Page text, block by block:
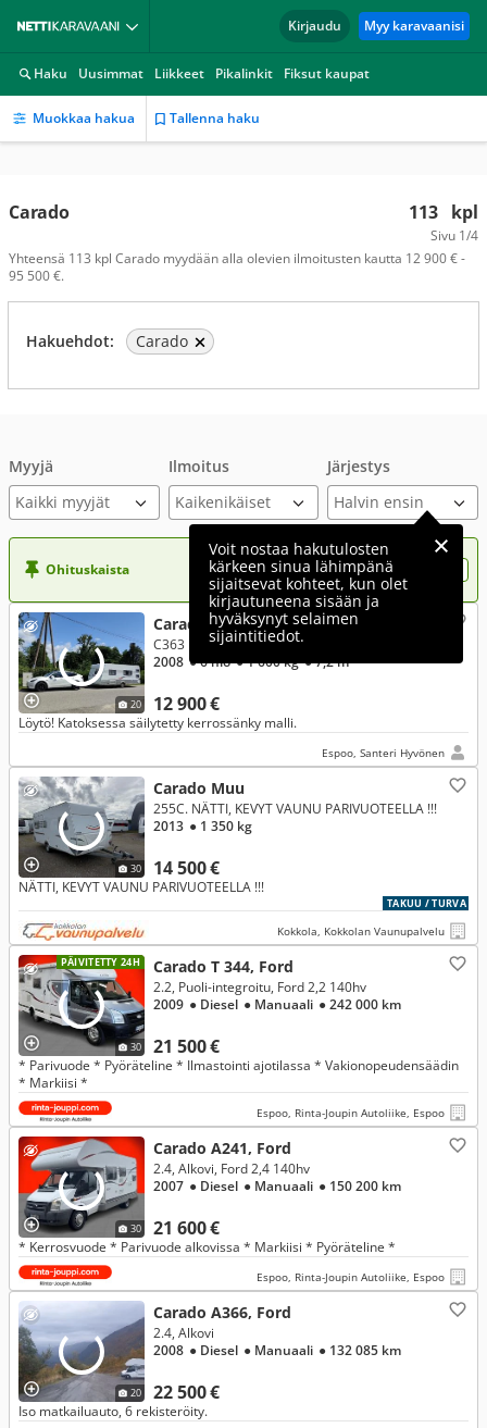
Kirjaudu Myy karavaanisi
Haku Uusimmat Liikkeet Pikalinkit Fiksut kaupat
Muokkaa hakua Tallenna haku
113 kpl
Sivu 1/4
Carado
Yhteensä 113 kpl Carado myydään alla olevien ilmoitusten kautta 12 900 € -
95 500 €.
Hakuehdot: Carado
Myyjä
Kaikki myyjät
Ilmoitus Järjestys
Voit nostaa hakutulosten
kärkeen sinua lähimpänä
sijaitsevat kohteet, kun olet
kirjautuneena sisään ja
hyväksynyt selaimen
sijaintitiedot.
Ohituskaista Nosta ilmoituksesi tähän?
20
Carado C
12 900 €
C363
2008 ● 6 hlö● 1 600 kg● 7,2 m
Löytö! Katoksessa säilytetty kerrossänky malli.
Espoo, Santeri Hyvönen
30
Carado Muu
14 500 €
255C. NÄTTI, KEVYT VAUNU PARIVUOTEELLA !!!
2013 ● 1 350 kg
NÄTTI, KEVYT VAUNU PARIVUOTEELLA !!!
TAKUU / TURVA
Kokkola, Kokkolan Vaunupalvelu
PÄIVITETTY 24H
30
Carado T 344, Ford
21 500 €
2.2, Puoli-integroitu, Ford 2,2 140hv
2009 ● Diesel ● Manuaali ● 242 000 km
* Parivuode * Pyöräteline * Ilmastointi ajotilassa * Vakionopeudensäädin
* Markiisi *
Espoo, Rinta-Joupin Autoliike, Espoo
30
Carado A241, Ford
21 600 €
2.4, Alkovi, Ford 2,4 140hv
2007 ● Diesel ● Manuaali ● 150 200 km
* Kerrosvuode * Parivuode alkovissa * Markiisi * Pyöräteline *
Espoo, Rinta-Joupin Autoliike, Espoo
20
Carado A366, Ford
22 500 €
2.4, Alkovi
2008 ● Diesel ● Manuaali ● 132 085 km
Iso matkailuauto, 6 rekisteröity.